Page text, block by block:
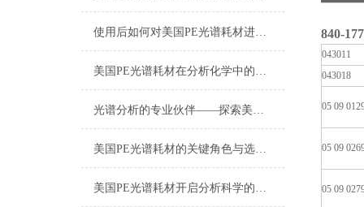
使用后如何对美国PE光谱耗材进行正确的清洁和保养？
美国PE光谱耗材在分析化学中的多样化应用与技术进展
光谱分析的专业伙伴——探索美国PE光谱耗材的世界
美国PE光谱耗材的关键角色与选择指南
美国PE光谱耗材开启分析科学的新篇章
840-
043011
043018
05 09
05 09
05 09